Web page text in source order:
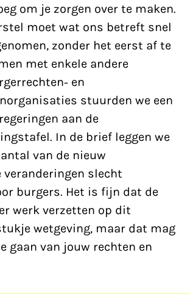
om je zorgen over te maken.
moet wat ons betreft snel
zonder het eerst af te
met enkele andere
en
stuurden we een
aan de
In de brief leggen we
van de nieuw
veranderingen slecht
burgers. Het is fijn dat de
werk verzetten op dit
wetgeving, maar dat mag
gaan van jouw rechten en